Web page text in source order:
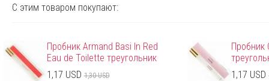
С этим товаром покупают:
Пробник Armand Basi In Red
Eau de Toilette треугольник
1,17 USD1,30 USD
Пробник
1,17 USD